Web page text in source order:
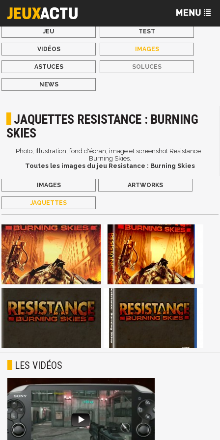
JEU TEST
VIDÉOS IMAGES
ASTUCES SOLUCES
NEWS
JAQUETTES RESISTANCE : BURNING
SKIES
Photo, Illustration, fond d'écran, image et screenshot Resistance :
Burning Skies.
Toutes les images du jeu Resistance : Burning Skies
IMAGES ARTWORKS
JAQUETTES
LES VIDÉOS